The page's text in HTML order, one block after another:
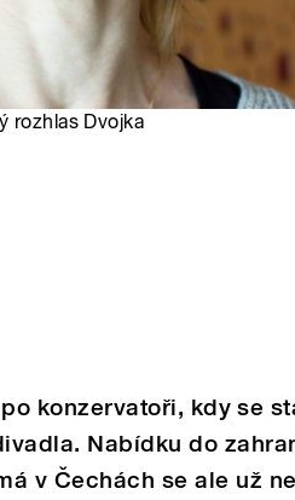
rozhlas Dvojka
konzervatoři, kdy se
Nabídku do
v Čechách se ale už